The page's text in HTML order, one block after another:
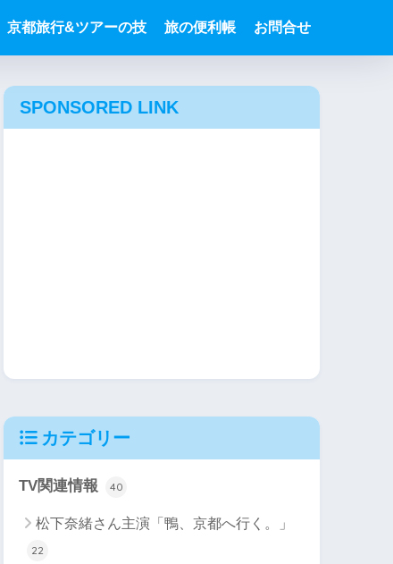
京都旅行&ツアーの技 旅の便利帳 お問合せ
SPONSORED LINK
カテゴリー
TV関連情報 40
松下奈緒さん主演「鴨、京都へ行く。」
22